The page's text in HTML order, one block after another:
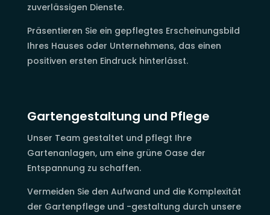
zuverlässigen Dienste.
Präsentieren Sie ein gepflegtes Erscheinungsbild
Ihres Hauses oder Unternehmens, das einen
positiven ersten Eindruck hinterlässt.
Gartengestaltung und Pflege
Unser Team gestaltet und pflegt Ihre
Gartenanlagen, um eine grüne Oase der
Entspannung zu schaffen.
Vermeiden Sie den Aufwand und die Komplexität
der Gartenpflege und -gestaltung durch unsere